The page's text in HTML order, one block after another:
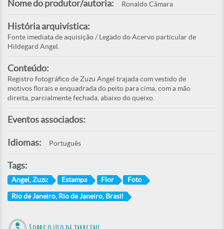
Nome do produtor/autoria: Ronaldo Câmara
História arquivística:
Fonte imediata de aquisição / Legado do Acervo particular de
Hildegard Angel.
Conteúdo:
Registro fotográfico de Zuzu Angel trajada com vestido de
motivos florais e enquadrada do peito para cima, com a mão
direita, parcialmente fechada, abaixo do queixo.
Eventos associados:
Idiomas: Português
Tags:
Angel, Zuzu Estampa Flor Foto
Rio de Janeiro, Rio de Janeiro, Brasil